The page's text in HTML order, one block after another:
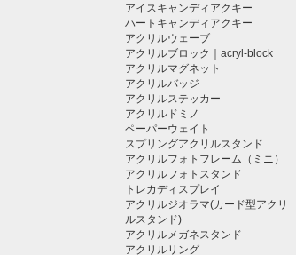
アイスキャンディアクキー
ハートキャンディアクキー
アクリルウェーブ
アクリルブロック｜acryl-block
アクリルマグネット
アクリルバッジ
アクリルステッカー
アクリルドミノ
ペーパーウェイト
スプリングアクリルスタンド
アクリルフォトフレーム（ミニ）
アクリルフォトスタンド
トレカディスプレイ
アクリルジオラマ(カード型アクリ
ルスタンド)
アクリルメガネスタンド
アクリルリング